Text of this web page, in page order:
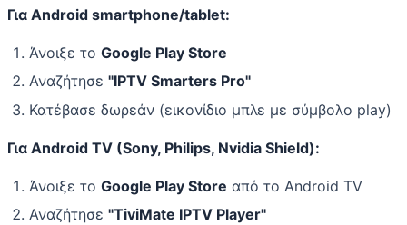
Για Android smartphone/tablet:
Άνοιξε το Google Play Store
Αναζήτησε "IPTV Smarters Pro"
Κατέβασε δωρεάν (εικονίδιο μπλε με σύμβολο play)
Για Android TV (Sony, Philips, Nvidia Shield):
Άνοιξε το Google Play Store από το Android TV
Αναζήτησε "TiviMate IPTV Player"